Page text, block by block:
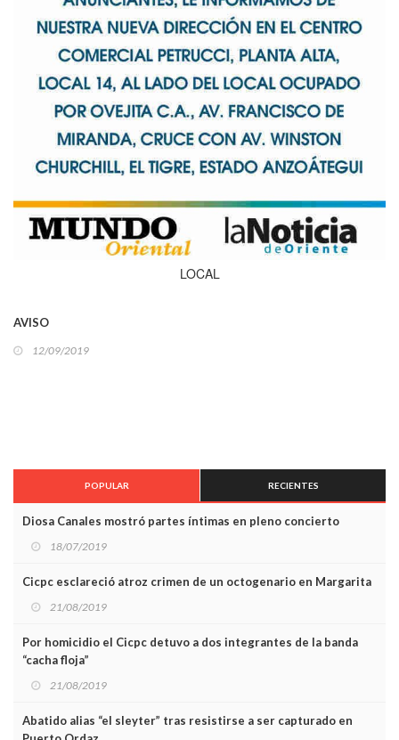
LOCAL
AVISO
12/09/2019
POPULAR RECIENTES
Diosa Canales mostró partes íntimas en pleno concierto
18/07/2019
Cicpc esclareció atroz crimen de un octogenario en Margarita
21/08/2019
Por homicidio el Cicpc detuvo a dos integrantes de la banda
“cacha floja”
21/08/2019
Abatido alias “el sleyter” tras resistirse a ser capturado en